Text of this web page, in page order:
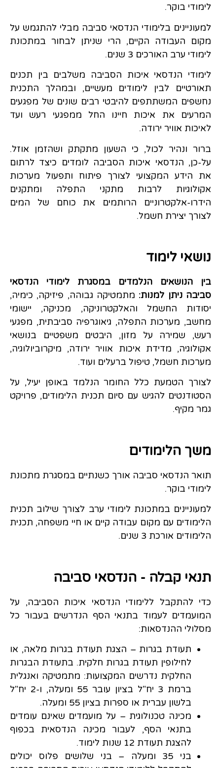
לימודי בוקר.
למעוניינים בלימודי הנדסאי סביבה מבלי להתגמש על
מקום העבודה הקיים, הרי שניתן לבחור במתכונת
לימודי ערב האורכים 3 שנים.
לימודי הנדסאי איכות הסביבה משלבים בין תכנים
תאורטיים לבין לימודים מעשיים, ובמהלך התכנית
נחשפים המשתתפים להיבטי רבים שונים של מפגעים
המרעים את איכות חיינו החל ממפגעי רעש ועד
לאיכות אוויר ירודה.
ברור ונהיר לכול, כי השעון מתקתק ושהזמן אוזל.
על-כן, הנדסאי איכות הסביבה לומדים כיצד לרתום
את הידע המקצועי לצורך פיתוח ותפעול מערכות
אקולוגיות לרבות מתקני התפלה ומתקנים
הידרו-אלקטרוניים הרותמים את כוחם של המים
לצורך יצירת חשמל.
נושאי לימוד
בין הנושאים הנלמדים במסגרת לימודי הנדסאי
סביבה ניתן למנות: מתמטיקה גבוהה, פיזיקה, כימיה,
יסודות החשמל והאלקטרוניקה, מכניקה, יישומי
מחשב, מערכות התפלה, גיאוגרפיה סביבתית, מפגעי
רעש, שמירה על מזון, היבטים משפטיים בנושאי
אקולוגיה, מדידת איכות אוויר ירודה, מיקרוביולוגיה,
מערכות חשמל, טיפול ברעלים ועוד.
לצורך הטמעת כלל החומר הנלמד באופן יעיל, על
הסטודנטים להגיש עם סיום תכנית הלימודים, פרויקט
גמר מקיף.
משך הלימודים
תואר הנדסאי סביבה אורך כשנתיים במסגרת מתכונת
לימודי בוקר.
למעוניינים במתכונת לימודי ערב לצורך שילוב תכנית
הלימודים עם מקום עבודה קיים או חיי משפחה, תכנית
הלימודים אורכת 3 שנים.
תנאי קבלה - הנדסאי סביבה
כדי להתקבל ללימודי הנדסאי איכות הסביבה, על
המועמדים לעמוד בתנאי הסף הנדרשים בעבור כל
מסלולי ההנדסאות:
תעודת בגרות – הצגת תעודת בגרות מלאה, או
לחילופין תעודת בגרות חלקית. בתעודת הבגרות
החלקית נדרשים המקצועות: מתמטיקה ואנגלית
ברמת 3 יח"ל בציון עובר 55 ומעלה, ו-2 יח"ל
בלשון עברית או ספרות בציון 55 ומעלה.
מכינה טכנולוגית – על מועמדים שאינם עומדים
בתנאי הסף, לעבור מכינה הנדסאית בכפוף
להצגת תעודת 12 שנות לימוד.
בני 35 ומעלה – בני שלושים פלוס יכולים